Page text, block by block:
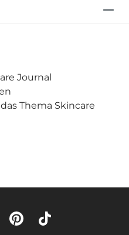
Journal
Thema Skincare